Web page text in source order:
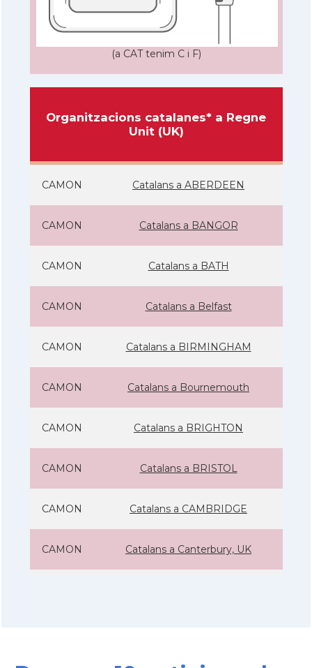
(a CAT tenim C i F)
Organitzacions catalanes* a Regne
Unit (UK)
CAMON Catalans a ABERDEEN
CAMON Catalans a BANGOR
CAMON Catalans a BATH
CAMON Catalans a Belfast
CAMON Catalans a BIRMINGHAM
CAMON Catalans a Bournemouth
CAMON Catalans a BRIGHTON
CAMON Catalans a BRISTOL
CAMON Catalans a CAMBRIDGE
CAMON Catalans a Canterbury, UK